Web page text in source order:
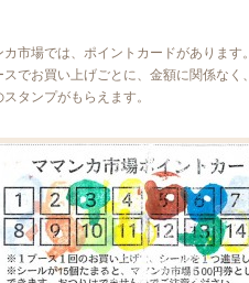
カ市場では、ポイントカードがあります。
スでお買い上げごとに、金額に関係なく、
スタンプがもらえます。